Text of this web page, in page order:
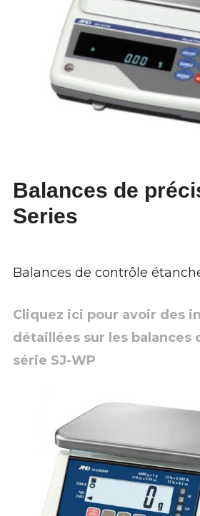
Balances de
Series
Balances de contrôle
Cliquez ici pour avoir des
détaillées sur les balances
série SJ-WP